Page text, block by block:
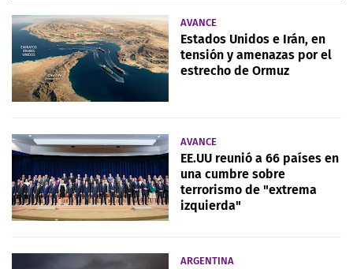
AVANCE
Estados Unidos e Irán, en
tensión y amenazas por el
estrecho de Ormuz
AVANCE
EE.UU reunió a 66 países en
una cumbre sobre
terrorismo de "extrema
izquierda"
ARGENTINA